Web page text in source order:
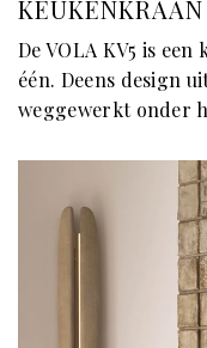
KEUKENKRAAN
De VOLA KV5 is
één. Deens design
weggewerkt onder